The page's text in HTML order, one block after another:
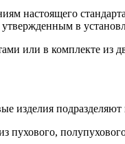
настоящего
в
или в комплекте из
изделия
пухового,